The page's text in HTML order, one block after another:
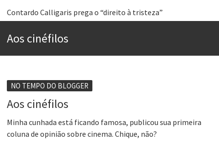
Contardo Calligaris prega o “direito à tristeza”
Se queres salvar o mundo, o veganismo não é a resposta
Tem que filmar isso daí
A construção da urbanidade
Aprender a fracassar é o segredo do sucesso
Aos cinéfilos
NO TEMPO DO BLOGGER
Aos cinéfilos
Minha cunhada está ficando famosa, publicou sua primeira
coluna de opinião sobre cinema. Chique, não?